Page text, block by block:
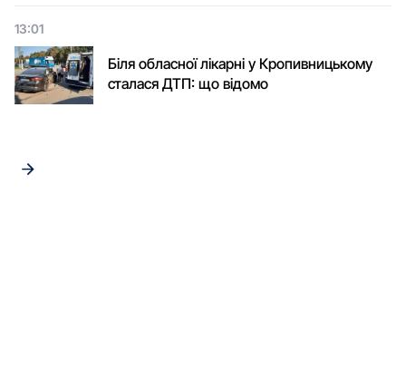
13:01
Біля обласної лікарні у Кропивницькому
сталася ДТП: що відомо